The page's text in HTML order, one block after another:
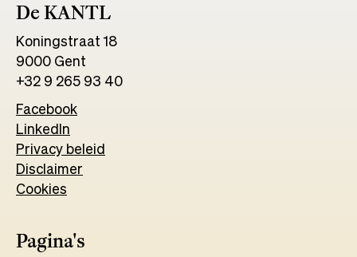
De KANTL
Koningstraat 18
9000 Gent
+32 9 265 93 40
Facebook
a
new
LinkedIn
in
a
Privacy beleid
Disclaimer
Cookies
Pagina's